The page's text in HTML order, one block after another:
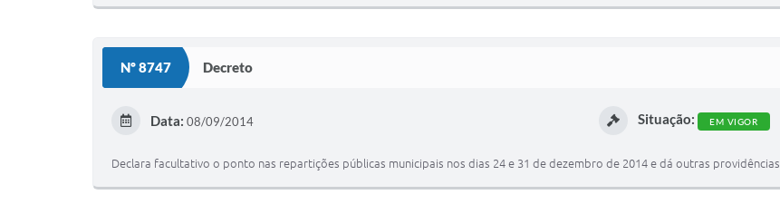
Nº 8747 Decreto
Data: 08/09/2014 Situação: EM VIGOR
Declara facultativo o ponto nas repartições públicas municipais nos dias 24 e 31 de dezembro de 2014 e dá outras providências.